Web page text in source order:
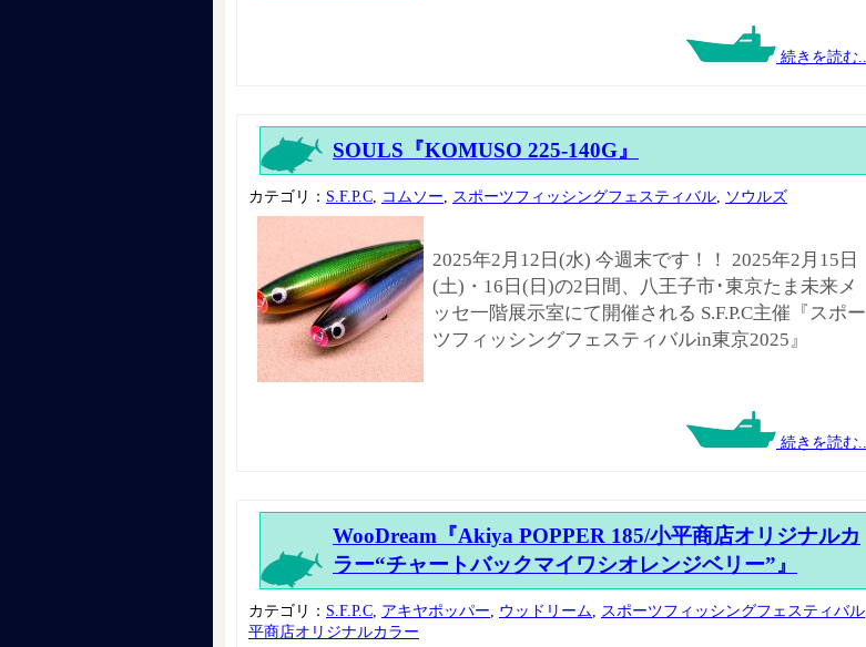
続きを読む...
SOULS『KOMUSO 225-140G』
カテゴリ： S.F.P.C コムソー スポーツフィッシングフェスティバル ソウルズ
2025年2月12日(水) 今週末です！！ 2025年2月15日
(土)・16日(日)の2日間、八王子市･東京たま未来メ
ッセ一階展示室にて開催される S.F.P.C主催『スポー
ツフィッシングフェスティバルin東京2025』
続きを読む...
WooDream『Akiya POPPER 185/小平商店オリジナルカ
ラー“チャートバックマイワシオレンジベリー”』
カテゴリ： S.F.P.C アキヤポッパー ウッドリーム スポーツフィッシングフェスティバル
平商店オリジナルカラー